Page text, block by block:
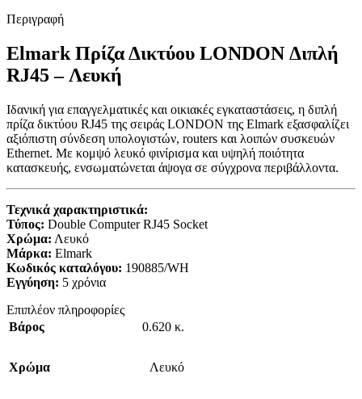
Περιγραφή
Elmark Πρίζα Δικτύου LONDON Διπλή
RJ45 – Λευκή
Ιδανική για επαγγελματικές και οικιακές εγκαταστάσεις, η διπλή
πρίζα δικτύου RJ45 της σειράς LONDON της Elmark εξασφαλίζει
αξιόπιστη σύνδεση υπολογιστών, routers και λοιπών συσκευών
Ethernet. Με κομψό λευκό φινίρισμα και υψηλή ποιότητα
κατασκευής, ενσωματώνεται άψογα σε σύγχρονα περιβάλλοντα.
Τεχνικά χαρακτηριστικά:
Τύπος: Double Computer RJ45 Socket
Χρώμα: Λευκό
Μάρκα: Elmark
Κωδικός καταλόγου: 190885/WH
Εγγύηση: 5 χρόνια
Επιπλέον πληροφορίες
Βάρος
0.620 κ.
Χρώμα Λευκό